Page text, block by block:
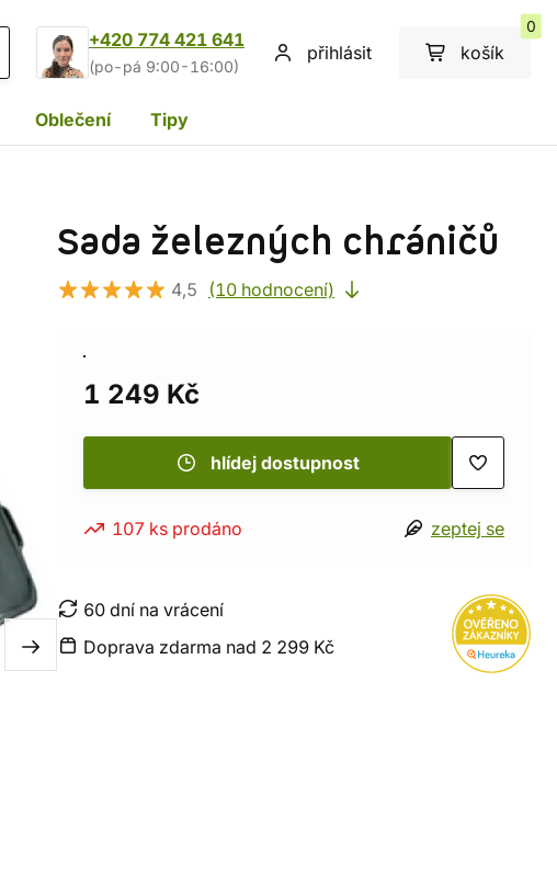
+420 774 421 641
(po-pá 9:00-16:00)
přihlásit košík
0
Oblečení Tipy
Sada železných chráničů
4,5 (10 hodnocení)
1 249 Kč
hlídej dostupnost
107 ks prodáno zeptej se
60 dní na vrácení
Doprava zdarma nad 2 299 Kč